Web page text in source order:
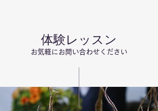
体験レッスン
お気軽にお問い合わせください